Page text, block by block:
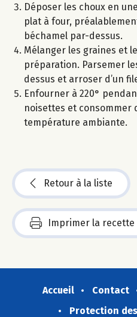
Déposer les choux en
plat à four,
béchamel par-dessus.
Mélanger les graines et
préparation. Parsemer
dessus et arroser d’un
Enfourner à 220°
noisettes et consommer
température ambiante.
Retour à la liste
Imprimer la recette
Accueil Contact
Protection